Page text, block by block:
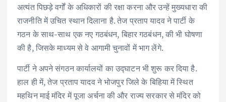
अत्यंत पिछड़े वर्गों के अधिकारों की रक्षा करना और उन्हें मुख्यधारा की
राजनीति में उचित स्थान दिलाना है. तेज प्रताप यादव ने पार्टी के
गठन के साथ-साथ एक नए गठबंधन, बिहार गठबंधन, की भी घोषणा
की है, जिसके माध्यम से वे आगामी चुनावों में भाग लेंगे.
पार्टी ने अपने संगठन कार्यालयों का उद्घाटन भी शुरू कर दिया है.
हाल ही में, तेज प्रताप यादव ने भोजपुर जिले के बिहिया में स्थित
महथिन माई मंदिर में पूजा अर्चना की और राज्य सरकार से मंदिर को